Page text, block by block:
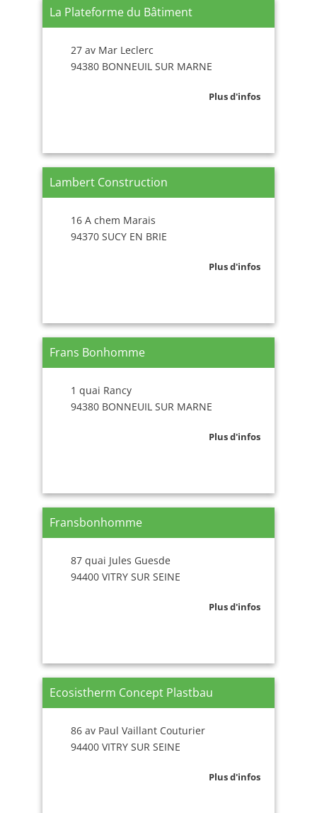
La Plateforme du Bâtiment
27 av Mar Leclerc
94380 BONNEUIL SUR MARNE
Plus d'infos
Lambert Construction
16 A chem Marais
94370 SUCY EN BRIE
Plus d'infos
Frans Bonhomme
1 quai Rancy
94380 BONNEUIL SUR MARNE
Plus d'infos
Fransbonhomme
87 quai Jules Guesde
94400 VITRY SUR SEINE
Plus d'infos
Ecosistherm Concept Plastbau
86 av Paul Vaillant Couturier
94400 VITRY SUR SEINE
Plus d'infos